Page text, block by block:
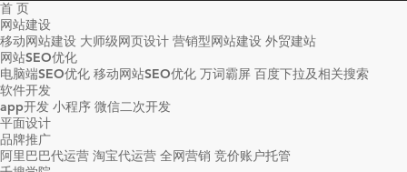
首 页
网站建设
移动网站建设 大师级网页设计 营销型网站建设 外贸建站
网站SEO优化
电脑端SEO优化 移动网站SEO优化 万词霸屏 百度下拉及相关搜索
软件开发
app开发 小程序 微信二次开发
平面设计
品牌推广
阿里巴巴代运营 淘宝代运营 全网营销 竞价账户托管